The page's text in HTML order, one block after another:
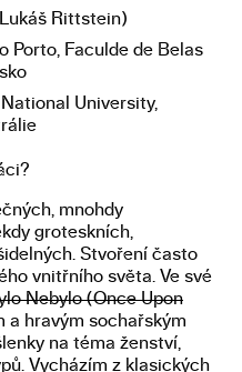
Rittstein)
Porto, Faculde de Belas
University,
mnohdy
groteskních,
Stvoření často
vnitřního světa. Ve své
Nebylo (Once Upon
a hravým sochařským
na téma ženství,
Vycházím z klasických